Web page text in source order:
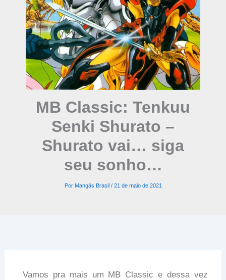
MB Classic: Tenkuu
Senki Shurato –
Shurato vai… siga
seu sonho…
Por Mangás Brasil / 21 de maio de 2021
Vamos pra mais um MB Classic e dessa vez